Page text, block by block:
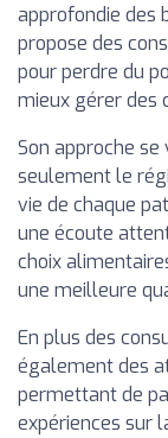
approfondie des
propose des
pour perdre du
mieux gérer des
Son approche
seulement le
vie de chaque
une écoute
choix
une meilleure
En plus des
également des
permettant de
expériences sur